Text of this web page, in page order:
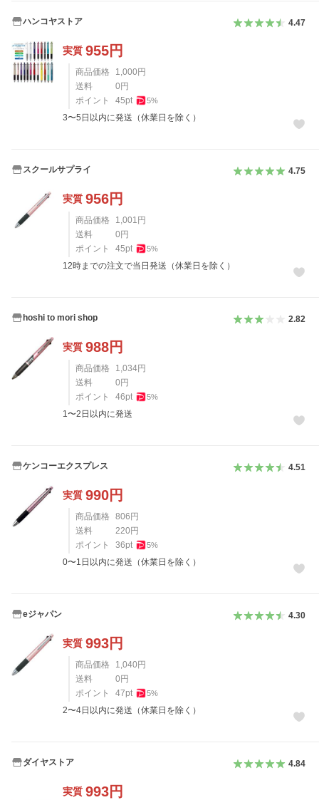
ハンコヤストア 4.47
実質 955円
商品価格 1,000 円
送料
0 円
ポイント
45pt 5%
3〜5日以内に発送（休業日を除く）
スクールサプライ 4.75
実質 956円
商品価格 1,001 円
送料
0 円
ポイント
45pt 5%
12時までの注文で当日発送（休業日を除く）
hoshi to mori shop 2.82
実質 988円
商品価格 1,034円
送料
0 円
ポイント
46pt 5%
1〜2日以内に発送
ケンコーエクスプレス 4.51
実質 990円
商品価格 806 円
送料
220 円
ポイント
36pt 5%
0〜1日以内に発送（休業日を除く）
eジャパン 4.30
実質 993円
商品価格 1,040 円
送料
0 円
ポイント
47pt 5%
2〜4日以内に発送（休業日を除く）
ダイヤストア 4.84
実質 993円